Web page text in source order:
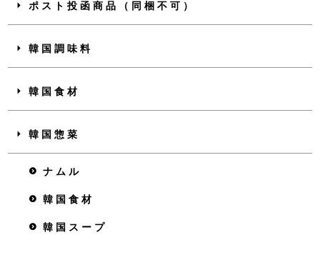
ポスト投函商品（同梱不可）
韓国調味料
韓国食材
韓国惣菜
ナムル
韓国食材
韓国スープ